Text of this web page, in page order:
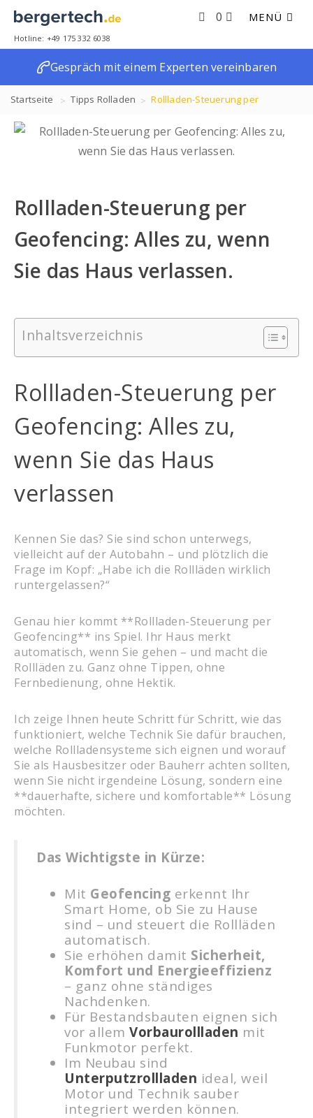
MENÜ
0
Hotline: +49 175 332 6038
Gespräch mit einem Experten vereinbaren
Startseite Tipps Rolladen Rollladen-Steuerung per
Geofencing: Alles zu, wenn Sie das Haus verlassen.
Rollladen-Steuerung per
Geofencing: Alles zu, wenn
Sie das Haus verlassen.
Inhaltsverzeichnis
Rollladen-Steuerung per
Geofencing: Alles zu,
wenn Sie das Haus
verlassen
Kennen Sie das? Sie sind schon unterwegs,
vielleicht auf der Autobahn – und plötzlich die
Frage im Kopf: „Habe ich die Rollläden wirklich
runtergelassen?“
Genau hier kommt **Rollladen-Steuerung per
Geofencing** ins Spiel. Ihr Haus merkt
automatisch, wenn Sie gehen – und macht die
Rollläden zu. Ganz ohne Tippen, ohne
Fernbedienung, ohne Hektik.
Ich zeige Ihnen heute Schritt für Schritt, wie das
funktioniert, welche Technik Sie dafür brauchen,
welche Rollladensysteme sich eignen und worauf
Sie als Hausbesitzer oder Bauherr achten sollten,
wenn Sie nicht irgendeine Lösung, sondern eine
**dauerhafte, sichere und komfortable** Lösung
möchten.
Das Wichtigste in Kürze:
Mit Geofencing erkennt Ihr
Smart Home, ob Sie zu Hause
sind – und steuert die Rollläden
automatisch.
Sie erhöhen damit Sicherheit,
Komfort und Energieeffizienz
– ganz ohne ständiges
Nachdenken.
Für Bestandsbauten eignen sich
vor allem Vorbaurollladen mit
Funkmotor perfekt.
Im Neubau sind
Unterputzrollladen ideal, weil
Motor und Technik sauber
integriert werden können.